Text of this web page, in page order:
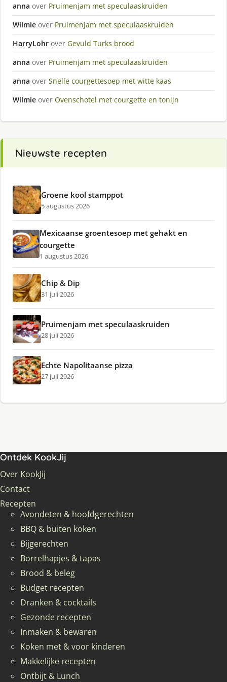
anna over Pruimenjam met speculaaskruiden
Wilmie over Pruimenjam met speculaaskruiden
HarryLohr over Gevuld Turks brood
anna over Pruimenjam met speculaaskruiden
anna over Snelle courgettesoep met witte kaas
Wilmie over Ovenschotel met courgette en tonijn
Nieuwste recepten
Groene kool stamppot
5 augustus 2026
Mexicaanse groentesoep met gehakt en
courgette
1 augustus 2026
Chip & Dip
31 juli 2026
Pruimenjam met speculaaskruiden
28 juli 2026
Echte Napolitaanse pizza
27 juli 2026
Ontdek KookJij
Over KookJij
Contact
Recepten
Avondeten & hoofdgerechten
BBQ & buiten koken
Bijgerechten
Borrelhapjes & tapas
Brood & beleg
Budget recepten
Dranken & cocktails
Gezonde recepten
Inmaken & bewaren
Koken met & voor kinderen
Makkelijke recepten
Ontbijt & Lunch